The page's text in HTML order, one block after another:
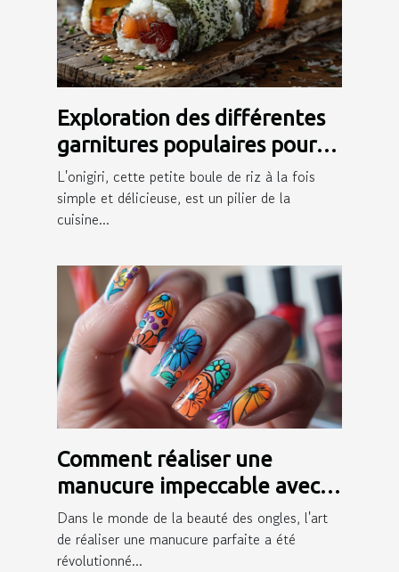
Exploration des différentes
garnitures populaires pour
onigiri
L'onigiri, cette petite boule de riz à la fois
simple et délicieuse, est un pilier de la
cuisine...
Comment réaliser une
manucure impeccable avec
des autocollants pour ongles
Dans le monde de la beauté des ongles, l'art
de réaliser une manucure parfaite a été
révolutionné...